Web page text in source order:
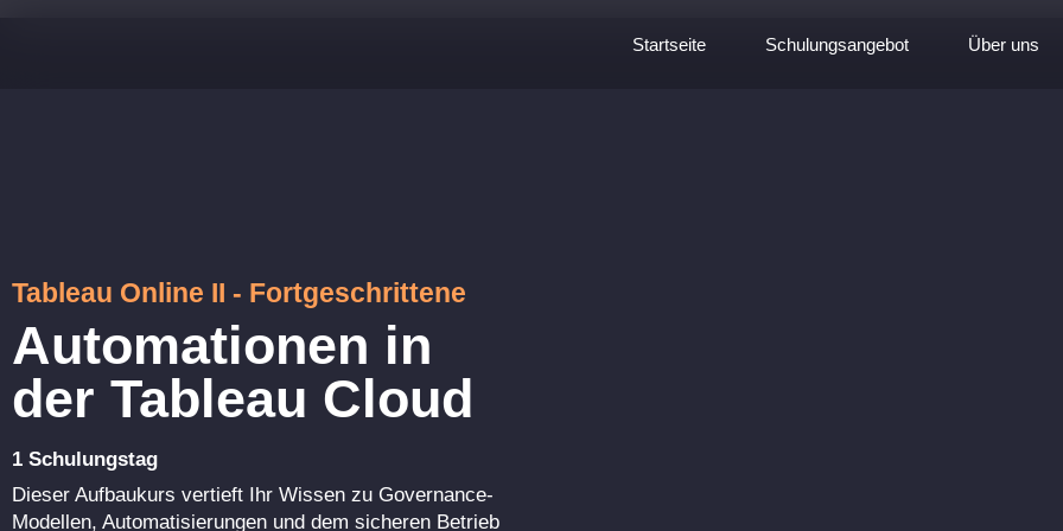
Startseite Schulungsangebot Über uns
Tableau Online II - Fortgeschrittene
Automationen in
der Tableau Cloud
1 Schulungstag
Dieser Aufbaukurs vertieft Ihr Wissen zu Governance-
Modellen, Automatisierungen und dem sicheren Betrieb